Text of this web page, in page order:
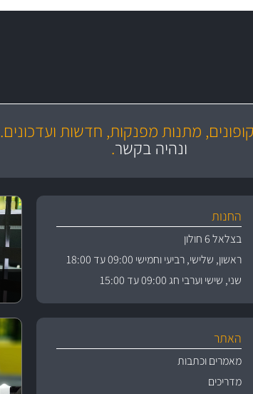
מחלקת המסננים שלנו עשירה וכוללת מסננים מקוריים ומסננים של MANN ו- MAHLE
גרמניה
מתנות מפנקות, חדשות ועדכונים.
ונהיה בקשר.
החנות
בצלאל 6 חולון
ראשון, שלישי, רביעי וחמישי 09:00 עד 18:00
שני, שישי וערבי חג 09:00 עד 15:00
האתר
מאמרים וכתבות
מדריכים